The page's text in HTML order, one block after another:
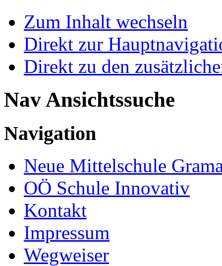
Zum Inhalt wechseln
Direkt zur
Direkt zu den
Nav Ansichtssuche
Navigation
Neue Mittelschule
OÖ Schule Innovativ
Kontakt
Impressum
Wegweiser